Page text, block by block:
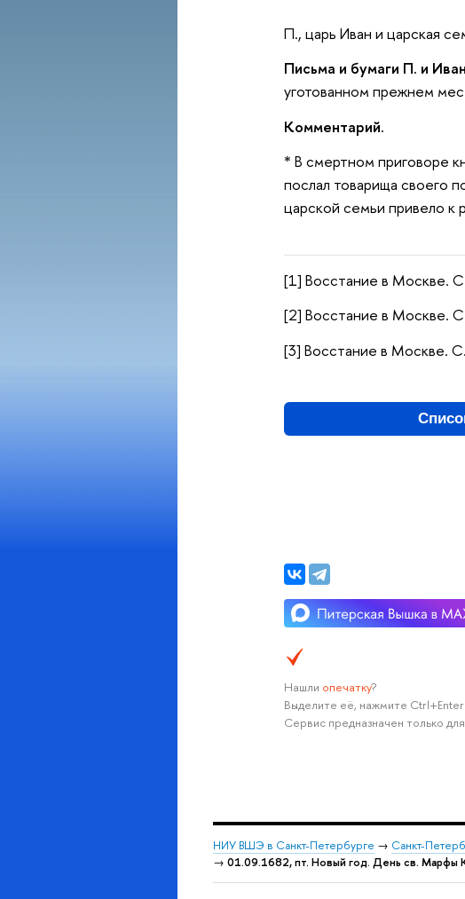
П., царь Иван и царская
Письма и бумаги П. и
уготованном прежнем
Комментарий.
* В смертном приговоре
послал товарища своего
царской семьи привело к
[1] Восстание в Москве.
[2] Восстание в Москве.
[3] Восстание в Москве.
Нашли опечатку?
Выделите её, нажмите
Сервис предназначен только
НИУ ВШЭ в Санкт-Петербурге → Санкт-
→ 01.09.1682, пт. Новый год. День св. Марфы